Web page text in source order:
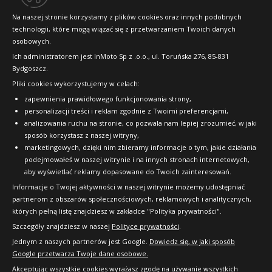
Na naszej stronie korzystamy z plików cookies oraz innych podobnych
technologii, które mogą wiązać się z przetwarzaniem Twoich danych
osobowych.
Ich administratorem jest InMoto Sp z .o.o., ul. Toruńska 276, 85-831
Bydgoszcz.
Pliki cookies wykorzystujemy w celach:
zapewnienia prawidłowego funkcjonowania strony,
personalizacji treści i reklam zgodnie z Twoimi preferencjami,
analizowania ruchu na stronie, co pozwala nam lepiej zrozumieć, w jaki
sposób korzystasz z naszej witryny,
marketingowych, dzięki nim zbieramy informacje o tym, jakie działania
podejmowałeś w naszej witrynie i na innych stronach internetowych,
aby wyświetlać reklamy dopasowane do Twoich zainteresowań.
Informacje o Twojej aktywności w naszej witrynie możemy udostępniać
partnerom z obszarów społecznościowych, reklamowych i analitycznych,
których pełną listę znajdziesz w zakładce "Polityka prywatności".
Szczegóły znajdziesz w naszej Polityce prywatności.
Jednym z naszych partnerów jest Google. Dowiedz się, w jaki sposób
Google przetwarza Twoje dane osobowe.
Akceptując wszystkie cookies wyrażasz zgodę na używanie wszystkich
Raty
FAQ
OFICJALNY PARTNER